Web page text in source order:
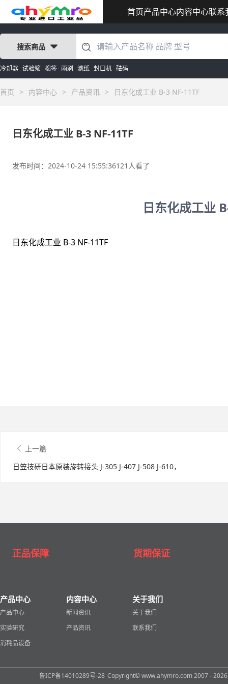
首页产品中心内容中心联系
搜索商品
冷却器 试验筛 棉签 雨刷 滤纸 封口机 砝码
首页 > 内容中心 > 产品资讯 > 日东化成工业 B-3 NF-11TF
日东化成工业 B-3 NF-11TF
发布时间：2024-10-24 15:55:36121人看了
日东化成工业
日东化成工业 B-3 NF-11TF
上一篇
日笠技研日本原装旋转接头 J-305 J-407 J-508 J-610，
正品保障 货期保证
产品中心
产品中心
实验研究
消耗品设备
内容中心
新闻资讯
产品资讯
关于我们
关于我们
联系我们
鲁ICP备14010289号-28 Copyright© www.ahymro.com 2007 - 2026